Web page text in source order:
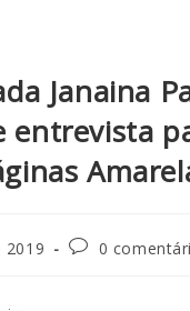
Janaina
entrevista
2019 0